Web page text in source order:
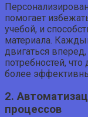
помогает
учебой, и
материала.
двигаться
потребностей,
более
2.
процессов